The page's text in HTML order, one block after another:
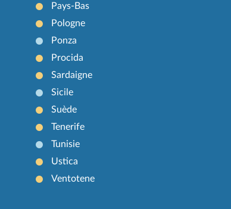
Pays-Bas
Pologne
Ponza
Procida
Sardaigne
Sicile
Suède
Tenerife
Tunisie
Ustica
Ventotene